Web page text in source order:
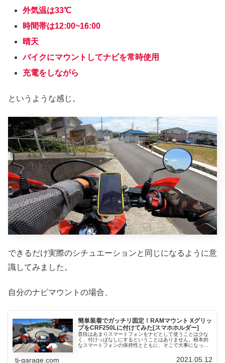
外気温は33℃
時間帯は12:00~16:00
晴天
バイクにマウントしてナビを常時使用
充電をしながら
というような感じ。
できるだけ実際のシチュエーションと同じになるように意
識してみました。
自分のナビマウントの場合、
簡単装着でガッチリ固定！RAMマウント Xグリッ
プをCRF250Lに付けてみた[スマホホルダー]
普段はあまりスマートフォンをナビとして使うことは少な
く、付けっぱなしにするということはありません。根本的
なスマートフォンの保持性とともに、そこで大事になって
tj-garage.com 2021.05.12